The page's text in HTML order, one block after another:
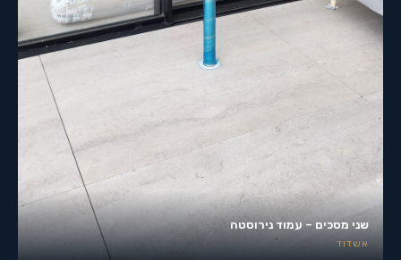
שני מסכים – עמוד נירוסטה
אשדוד